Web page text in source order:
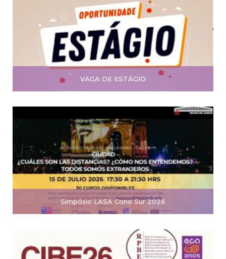
VAGA DE ESTÁGIO
Simpósio LASA Cono Sur 2026